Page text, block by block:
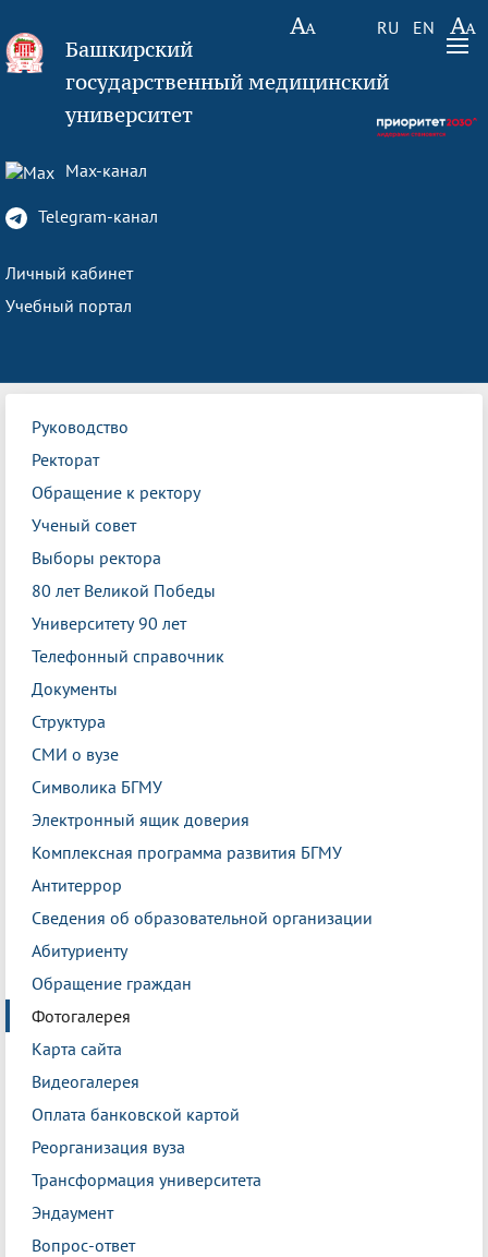
RU EN
Башкирский
государственный медицинский
университет
Max-канал
Telegram-канал
Личный кабинет
Учебный портал
Руководство
Ректорат
Обращение к ректору
Ученый совет
Выборы ректора
80 лет Великой Победы
Университету 90 лет
Телефонный справочник
Документы
Структура
СМИ о вузе
Символика БГМУ
Электронный ящик доверия
Комплексная программа развития БГМУ
Антитеррор
Сведения об образовательной организации
Абитуриенту
Обращение граждан
Фотогалерея
Карта сайта
Видеогалерея
Оплата банковской картой
Реорганизация вуза
Трансформация университета
Эндаумент
Вопрос-ответ